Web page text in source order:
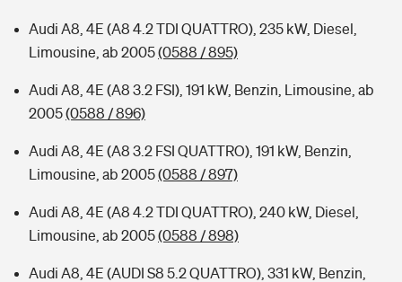
Audi A8, 4E (A8 4.2 TDI QUATTRO), 235 kW, Diesel,
Limousine, ab 2005(0588 / 895)
Audi A8, 4E (A8 3.2 FSI), 191 kW, Benzin, Limousine, ab
2005(0588 / 896)
Audi A8, 4E (A8 3.2 FSI QUATTRO), 191 kW, Benzin,
Limousine, ab 2005(0588 / 897)
Audi A8, 4E (A8 4.2 TDI QUATTRO), 240 kW, Diesel,
Limousine, ab 2005(0588 / 898)
Audi A8, 4E (AUDI S8 5.2 QUATTRO), 331 kW, Benzin,